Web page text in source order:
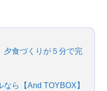
夕食づくりが５分で完
ら【And TOYBOX】